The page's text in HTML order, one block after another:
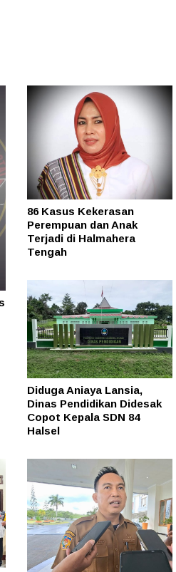
86 Kasus Kekerasan
Perempuan dan Anak
Terjadi di Halmahera
Tengah
Diduga Aniaya Lansia,
Dinas Pendidikan Didesak
Copot Kepala SDN 84
Halsel